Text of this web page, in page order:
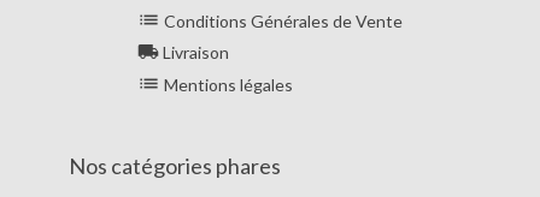
 Conditions Générales de Vente
Livraison
 Mentions légales
Nos catégories phares